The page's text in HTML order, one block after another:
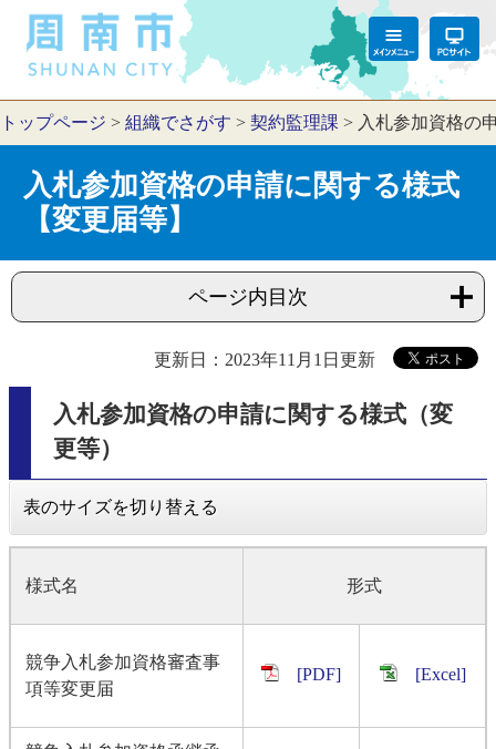
トップページ > 組織でさがす > 契約監理課 > 入札参加資格の
入札参加資格の申請に関する様式
【変更届等】
ページ内目次
更新日：2023年11月1日更新
入札参加資格の申請に関する様式（変
更等）
表のサイズを切り替える
様式名 形式
競争入札参加資格審査事
項等変更届
[PDF] [Excel]